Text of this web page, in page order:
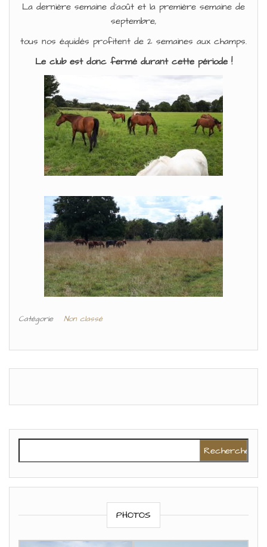
La dernière semaine d’août et la première semaine de
septembre,
tous nos équidés profitent de 2 semaines aux champs.
Le club est donc fermé durant cette période !
Catégorie Non classé
PHOTOS